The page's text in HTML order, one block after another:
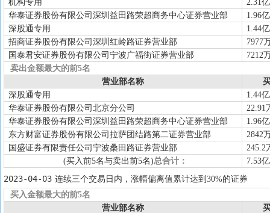
机构专用
2.31亿
华泰证券股份有限公司深圳益田路荣超商务中心证券营业部
1.96亿
深股通专用
1.44亿
招商证券股份有限公司深圳红岭路证券营业部
7977
国泰君安证券股份有限公司宁波广福街证券营业部
7212
卖出金额最大的前5名
营业部名称
深股通专用
1.44亿
华泰证券股份有限公司北京分公司
22.91
华泰证券股份有限公司深圳益田路荣超商务中心证券营业部
1.96亿
东方财富证券股份有限公司拉萨团结路第二证券营业部
2842
国盛证券有限责任公司宁波桑田路证券营业部
245.2
(买入前5名与卖出前5名)总合计： 7.53亿
2023-04-03 连续三个交易日内，涨幅偏离值累计达到30%的证券
买入金额最大的前5名
营业部名称